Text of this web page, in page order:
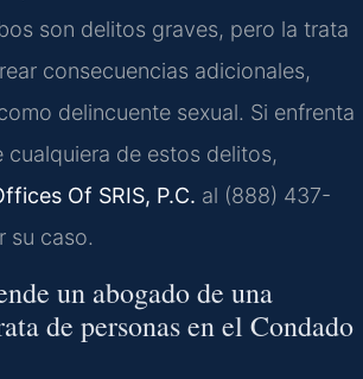
son delitos graves, pero la trata
consecuencias adicionales,
delincuente sexual. Si enfrenta
cualquiera de estos delitos,
Of SRIS, P.C. al (888) 437-
su caso.
un abogado de una
de personas en el Condado